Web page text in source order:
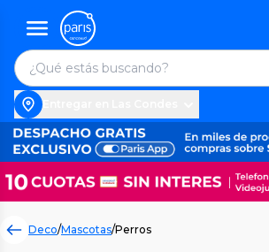
Deco/Mascotas/Perros